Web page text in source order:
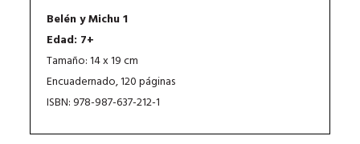
Belén y Michu 1
Edad: 7+
Tamaño: 14 x 19 cm
Encuadernado, 120 páginas
ISBN: 978-987-637-212-1